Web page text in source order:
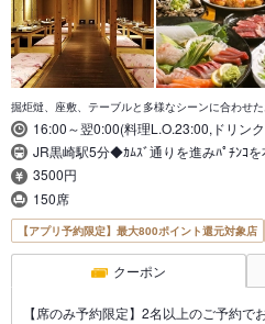
掘炬燵、座敷、テーブルと多様なシーンに合わせた
16:00～翌0:00(料理L.O.23:00,ドリン
JR黒崎駅5分◆ｶﾑｽﾞ通りを進みﾊﾟﾁﾝｺ
3500円
150席
【アプリ予約限定】最大800ポイント還元対象店
クーポン
【席のみ予約限定】2名以上のご予約